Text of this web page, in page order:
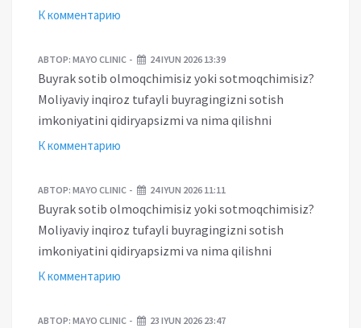
К комментарию
АВТОР: MAYO CLINIC 24 IYUN 2026 13:39
Buyrak sotib olmoqchimisiz yoki sotmoqchimisiz?
Moliyaviy inqiroz tufayli buyragingizni sotish
imkoniyatini qidiryapsizmi va nima qilishni
К комментарию
АВТОР: MAYO CLINIC 24 IYUN 2026 11:11
Buyrak sotib olmoqchimisiz yoki sotmoqchimisiz?
Moliyaviy inqiroz tufayli buyragingizni sotish
imkoniyatini qidiryapsizmi va nima qilishni
К комментарию
АВТОР: MAYO CLINIC 23 IYUN 2026 23:47